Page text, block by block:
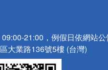
21:00，例假日依網站
大業路136號5樓 (台灣)